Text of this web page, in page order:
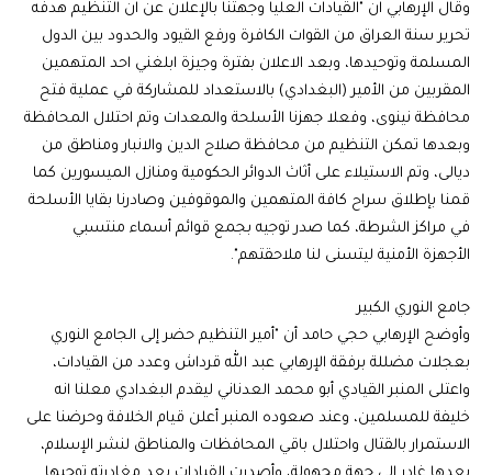
وقال الإرهابي ان "القيادات العليا وجهتنا بالإعلان عن ان التنظيم هدفه
تحرير سنة العراق من القوات الكافرة ورفع القيود والحدود بين الدول
المسلمة وتوحيدها، وبعد الاعلان بفترة وجيزة ابلغني احد المتهمين
المقربين من الأمير (البغدادي) بالاستعداد للمشاركة في عملية فتح
محافظة نينوى، وفعلا جهزنا الأسلحة والمعدات وتم احتلال المحافظة
وبعدها تمكن التنظيم من محافظة صلاح الدين والانبار ومناطق من
ديالى، وتم الاستيلاء على أثاث الدوائر الحكومية ومنازل الميسورين كما
قمنا بإطلاق سراح كافة المتهمين والموقوفين وصادرنا بقايا الأسلحة
في مراكز الشرطة، كما صدر توجيه بجمع قوائم أسماء منتسبي
الأجهزة الأمنية ليتسنى لنا ملاحقتهم".
جامع النوري الكبير
وأوضح الإرهابي حجي حامد أن "أمير التنظيم حضر إلى الجامع النوري
بعجلات مضللة برفقة الإرهابي عبد الله قرداش وعدد من القيادات،
واعتلى المنبر القيادي أبو محمد العدناني ليقدم البغدادي معلنا انه
خليفة للمسلمين، وعند صعوده المنبر أعلن قيام الخلافة وحرضنا على
الاستمرار بالقتال واحتلال باقي المحافظات والمناطق لنشر الإسلام،